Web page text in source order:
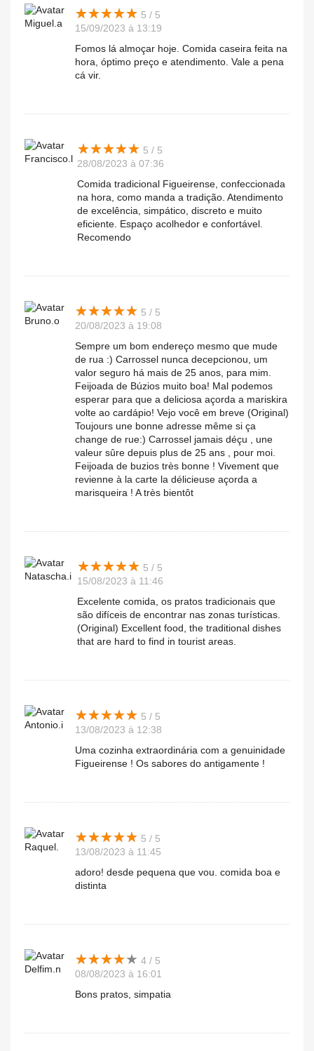
Miguel.a
★★★★★
★★★★★ 5 / 5
15/09/2023 à 13:19
Fomos lá almoçar hoje. Comida caseira feita na
hora, óptimo preço e atendimento. Vale a pena
cá vir.
Francisco.l
★★★★★
★★★★★ 5 / 5
28/08/2023 à 07:36
Comida tradicional Figueirense, confeccionada
na hora, como manda a tradição. Atendimento
de excelência, simpático, discreto e muito
eficiente. Espaço acolhedor e confortável.
Recomendo
Bruno.o
★★★★★
★★★★★ 5 / 5
20/08/2023 à 19:08
Sempre um bom endereço mesmo que mude
de rua :) Carrossel nunca decepcionou, um
valor seguro há mais de 25 anos, para mim.
Feijoada de Búzios muito boa! Mal podemos
esperar para que a deliciosa açorda a mariskira
volte ao cardápio! Vejo você em breve (Original)
Toujours une bonne adresse même si ça
change de rue:) Carrossel jamais déçu , une
valeur sûre depuis plus de 25 ans , pour moi.
Feijoada de buzios très bonne ! Vivement que
revienne à la carte la délicieuse açorda a
marisqueira ! A très bientôt
Natascha.i
★★★★★
★★★★★ 5 / 5
15/08/2023 à 11:46
Excelente comida, os pratos tradicionais que
são difíceis de encontrar nas zonas turísticas.
(Original) Excellent food, the traditional dishes
that are hard to find in tourist areas.
Antonio.i
★★★★★
★★★★★ 5 / 5
13/08/2023 à 12:38
Uma cozinha extraordinária com a genuinidade
Figueirense ! Os sabores do antigamente !
Raquel.
★★★★★
★★★★★ 5 / 5
13/08/2023 à 11:45
adoro! desde pequena que vou. comida boa e
distinta
Delfim.n
★★★★★
★★★★★ 4 / 5
08/08/2023 à 16:01
Bons pratos, simpatia